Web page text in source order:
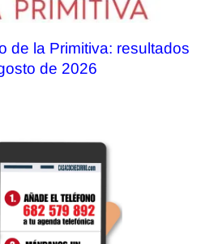
de la Primitiva: resultados
de 2026